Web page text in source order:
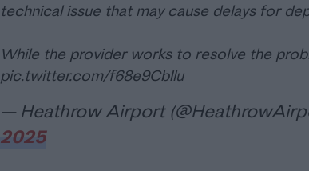
technical issue that may cause delays for
While the provider works to resolve the
pic.twitter.com/f68e9CbIlu
— Heathrow Airport
2025